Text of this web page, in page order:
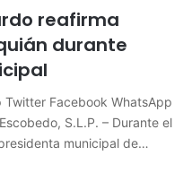
reafirma
durante
Twitter Facebook WhatsApp
S.L.P. – Durante el
municipal de…